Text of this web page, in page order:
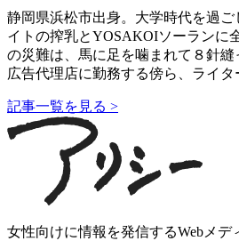
静岡県浜松市出身。大学時代を過
イトの搾乳とYOSAKOIソーランに
の災難は、馬に足を噛まれて８針
広告代理店に勤務する傍ら、ライタ
記事一覧を見る >
女性向けに情報を発信するWebメデ